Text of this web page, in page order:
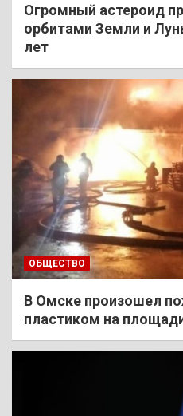
Огромный астероид
орбитами Земли и
лет
ОБЩЕСТВО
В Омске произошел
пластиком на